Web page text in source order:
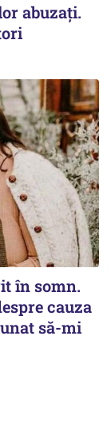
abuzați.
în somn.
cauza
să-mi